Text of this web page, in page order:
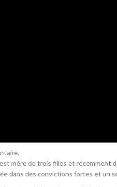
mère de trois filles et récemment
dans des convictions fortes et un